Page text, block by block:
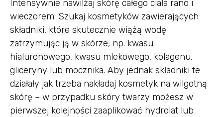
Intensywnie nawilżaj skórę całego ciała rano i
wieczorem. Szukaj kosmetyków zawierających
składniki, które skutecznie wiążą wodę
zatrzymując ją w skórze, np. kwasu
hialuronowego, kwasu mlekowego, kolagenu,
gliceryny lub mocznika. Aby jednak składniki te
działały jak trzeba nakładaj kosmetyk na wilgotną
skórę – w przypadku skóry twarzy możesz w
pierwszej kolejności zaaplikować hydrolat lub